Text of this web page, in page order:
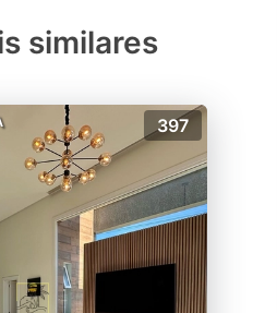
similares
397